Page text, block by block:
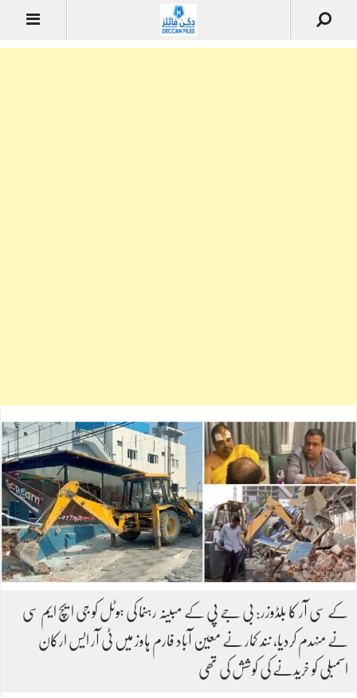
کے سی آر کا بلڈوزر: بی جے پی کے مبینہ رہنما کی ہوٹل کو جی ایچ ایم سی
نے منہدم کردیا، نند کمار نے معین آباد فارم ہاوز میں ٹی آر ایس ارکان
اسمبلی کو خریدنے کی کوشش کی تھی